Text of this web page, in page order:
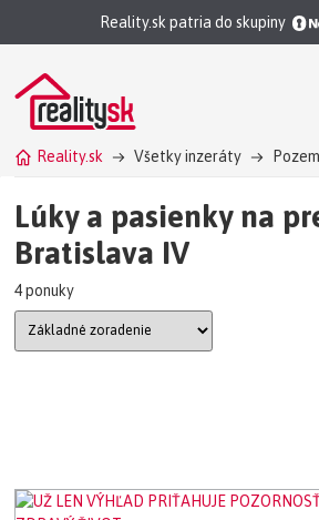
Reality.sk patria do skupiny
Reality.sk Všetky inzeráty
Lúky a pasienky na
Bratislava IV
4 ponuky